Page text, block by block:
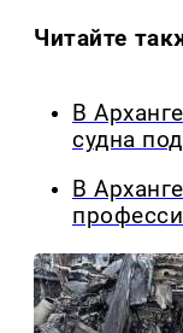
Читайте
В
судна
В